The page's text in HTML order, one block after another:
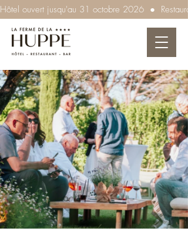
Hôtel ouvert jusqu'au 31 octobre 2026  ●